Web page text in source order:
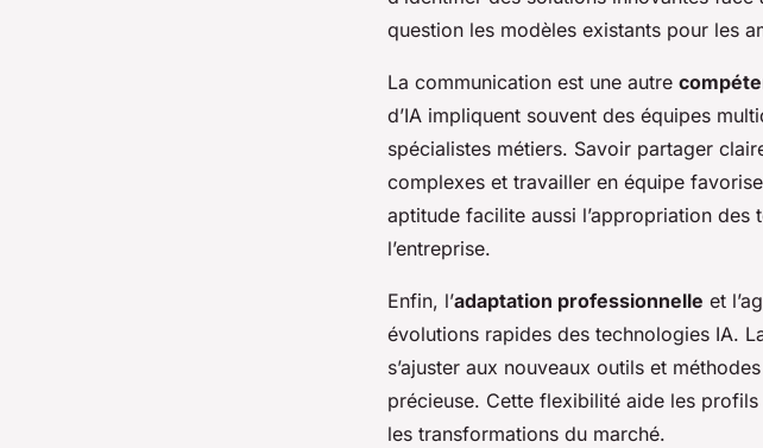
question les modèles existants pour les
La communication est une autre
d’IA impliquent souvent des équipes
spécialistes métiers. Savoir partager
complexes et travailler en équipe
aptitude facilite aussi l’appropriation
l’entreprise.
Enfin, l’adaptation professionnelle et
évolutions rapides des technologies IA.
s’ajuster aux nouveaux outils et
précieuse. Cette flexibilité aide les
les transformations du marché.